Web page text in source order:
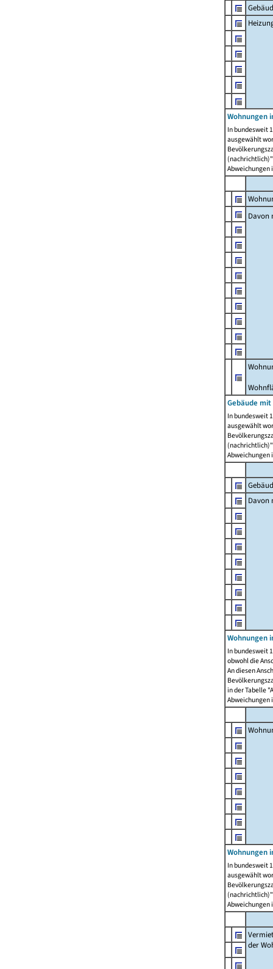
Wohnungen
In bundesweit
ausgewählt
Abweichungen
Davon
Gebäude
In bundesweit
ausgewählt
Abweichungen
Davon
Wohnungen
In bundesweit
obwohl die
An diesen
in der Tabelle
Abweichungen
Wohnungen
In bundesweit
ausgewählt
Abweichungen
der